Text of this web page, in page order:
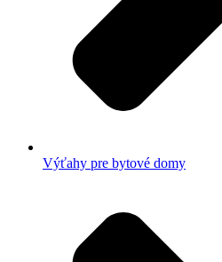
Výťahy pre bytové domy